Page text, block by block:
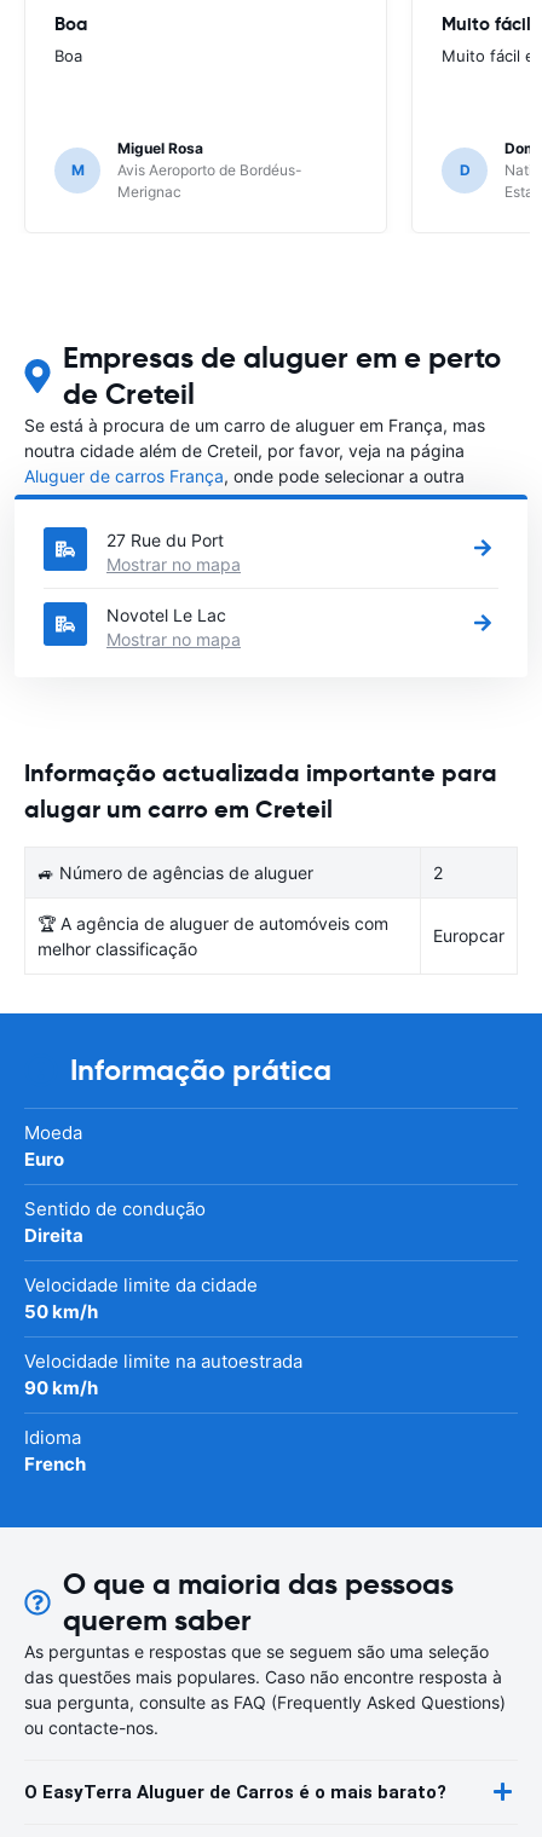
Boa
Boa
M
Miguel Rosa
Avis Aeroporto de Bordéus-
Merignac
Muito fácil
Muito fácil e
D
Empresas de aluguer em e perto
de Creteil
Se está à procura de um carro de aluguer em França, mas
noutra cidade além de Creteil, por favor, veja na página
Aluguer de carros França, onde pode selecionar a outra
cidade em França que gostaria de alugar um carro
27 Rue du Port
Mostrar no mapa
Novotel Le Lac
Mostrar no mapa
Informação actualizada importante para
alugar um carro em Creteil
🚙 Número de agências de aluguer 2
🏆 A agência de aluguer de automóveis com
melhor classificação
Europcar
Informação prática
Moeda
Euro
Sentido de condução
Direita
Velocidade limite da cidade
50 km/h
Velocidade limite na autoestrada
90 km/h
Idioma
French
O que a maioria das pessoas
querem saber
As perguntas e respostas que se seguem são uma seleção
das questões mais populares. Caso não encontre resposta à
sua pergunta, consulte as FAQ (Frequently Asked Questions)
ou contacte-nos.
O EasyTerra Aluguer de Carros é o mais barato?